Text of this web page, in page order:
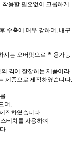
용할 필요없이 크롭하게
수축에 매우 강하며, 내구
시는 오버핏으로 착용가능
각이 잘잡히는 제품이라
제품으로 제작하였습니다.
며,
작하였습니다.
테치를 사용하여
.